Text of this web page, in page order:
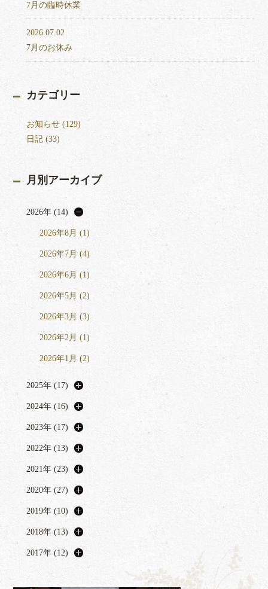
7月の臨時休業
2026.07.02
7月のお休み
カテゴリー
お知らせ (129)
日記 (33)
月別アーカイブ
2026年 (14)
2026年8月 (1)
2026年7月 (4)
2026年6月 (1)
2026年5月 (2)
2026年3月 (3)
2026年2月 (1)
2026年1月 (2)
2025年 (17)
2024年 (16)
2023年 (17)
2022年 (13)
2021年 (23)
2020年 (27)
2019年 (10)
2018年 (13)
2017年 (12)